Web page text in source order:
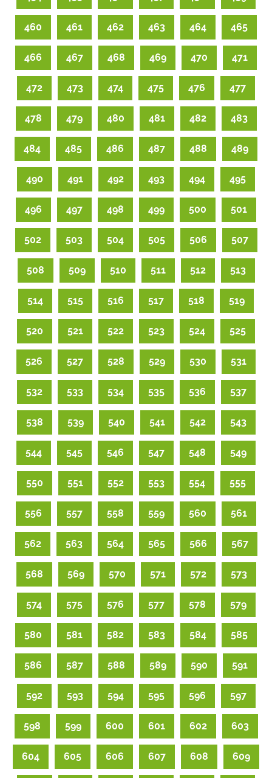
460 461 462 463 464 465
466 467 468 469 470 471
472 473 474 475 476 477
478 479 480 481 482 483
484 485 486 487 488 489
490 491 492 493 494 495
496 497 498 499 500 501
502 503 504 505 506 507
508 509 510 511 512 513
514 515 516 517 518 519
520 521 522 523 524 525
526 527 528 529 530 531
532 533 534 535 536 537
538 539 540 541 542 543
544 545 546 547 548 549
550 551 552 553 554 555
556 557 558 559 560 561
562 563 564 565 566 567
568 569 570 571 572 573
574 575 576 577 578 579
580 581 582 583 584 585
586 587 588 589 590 591
592 593 594 595 596 597
598 599 600 601 602 603
604 605 606 607 608 609